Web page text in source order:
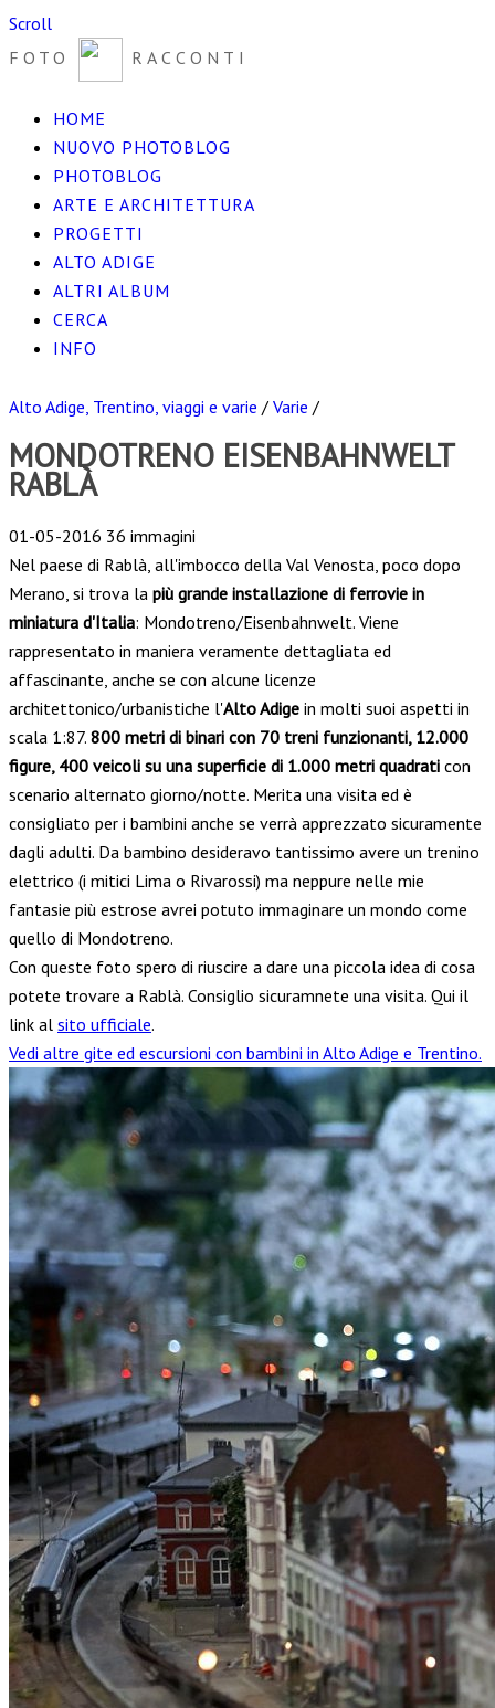
Scroll
FOTO
RACCONTI
HOME
NUOVO PHOTOBLOG
PHOTOBLOG
ARTE E ARCHITETTURA
PROGETTI
ALTO ADIGE
ALTRI ALBUM
CERCA
INFO
Alto Adige, Trentino, viaggi e varie / Varie /
MONDOTRENO EISENBAHNWELT
RABLÀ
01-05-2016 36 immagini
Nel paese di Rablà, all'imbocco della Val Venosta, poco dopo
Merano, si trova la più grande installazione di ferrovie in
miniatura d'Italia: Mondotreno/Eisenbahnwelt. Viene
rappresentato in maniera veramente dettagliata ed
affascinante, anche se con alcune licenze
architettonico/urbanistiche l'Alto Adige in molti suoi aspetti in
scala 1:87. 800 metri di binari con 70 treni funzionanti, 12.000
figure, 400 veicoli su una superficie di 1.000 metri quadrati con
scenario alternato giorno/notte. Merita una visita ed è
consigliato per i bambini anche se verrà apprezzato sicuramente
dagli adulti. Da bambino desideravo tantissimo avere un trenino
elettrico (i mitici Lima o Rivarossi) ma neppure nelle mie
fantasie più estrose avrei potuto immaginare un mondo come
quello di Mondotreno.
Con queste foto spero di riuscire a dare una piccola idea di cosa
potete trovare a Rablà. Consiglio sicuramnete una visita. Qui il
link al sito ufficiale.
Vedi altre gite ed escursioni con bambini in Alto Adige e Trentino.